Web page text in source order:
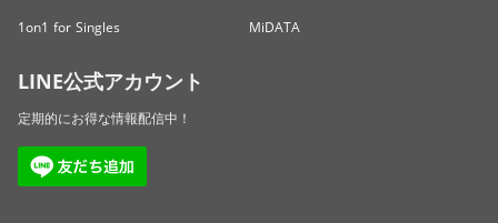
1on1 for Singles
MiDATA
LINE公式アカウント
定期的にお得な情報配信中！